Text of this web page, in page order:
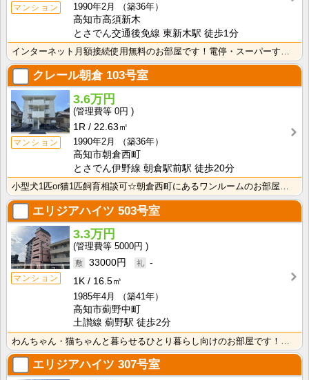
マンション
1990年2月
（築36年）
高知市高須新木
とさでん交通後免線 東新木駅 徒歩1分
クレール朝倉103号室
マンション
3.6万円
0円
1R
22.63㎡
1990年2月
（築36年）
高知市朝倉西町
とさでん伊野線 朝倉駅前駅 徒歩20分
エリジアハイツ 503号室
マンション
3.3万円
5000円
33000円
-
1K
16.5㎡
1985年4月
（築41年）
高知市薊野中町
土讃線 薊野駅 徒歩2分
エリジアハイツ 307号室